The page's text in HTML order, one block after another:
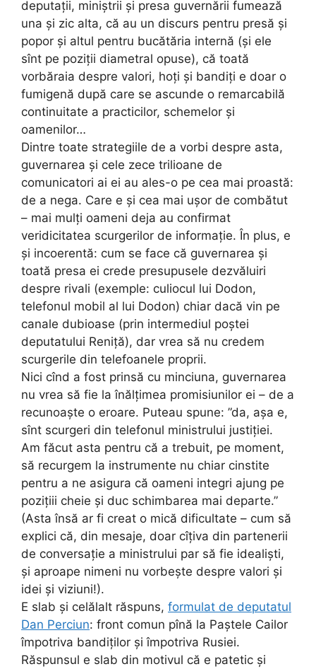
deputații, miniștrii și presa guvernării fumează
una și zic alta, că au un discurs pentru presă și
popor și altul pentru bucătăria internă (și ele
sînt pe poziții diametral opuse), că toată
vorbăraia despre valori, hoți și bandiți e doar o
fumigenă după care se ascunde o remarcabilă
continuitate a practicilor, schemelor și
oamenilor…
Dintre toate strategiile de a vorbi despre asta,
guvernarea și cele zece trilioane de
comunicatori ai ei au ales-o pe cea mai proastă:
de a nega. Care e și cea mai ușor de combătut
– mai mulți oameni deja au confirmat
veridicitatea scurgerilor de informație. În plus, e
și incoerentă: cum se face că guvernarea și
toată presa ei crede presupusele dezvăluiri
despre rivali (exemple: culiocul lui Dodon,
telefonul mobil al lui Dodon) chiar dacă vin pe
canale dubioase (prin intermediul poștei
deputatului Reniță), dar vrea să nu credem
scurgerile din telefoanele proprii.
Nici cînd a fost prinsă cu minciuna, guvernarea
nu vrea să fie la înălțimea promisiunilor ei – de a
recunoaște o eroare. Puteau spune: ”da, așa e,
sînt scurgeri din telefonul ministrului justiției.
Am făcut asta pentru că a trebuit, pe moment,
să recurgem la instrumente nu chiar cinstite
pentru a ne asigura că oameni integri ajung pe
pozițiii cheie și duc schimbarea mai departe.”
(Asta însă ar fi creat o mică dificultate – cum să
explici că, din mesaje, doar cîțiva din partenerii
de conversație a ministrului par să fie idealiști,
și aproape nimeni nu vorbește despre valori și
idei și viziuni!).
E slab și celălalt răspuns, formulat de deputatul
Dan Perciun: front comun pînă la Paștele Cailor
împotriva bandiților și împotriva Rusiei.
Răspunsul e slab din motivul că e patetic și